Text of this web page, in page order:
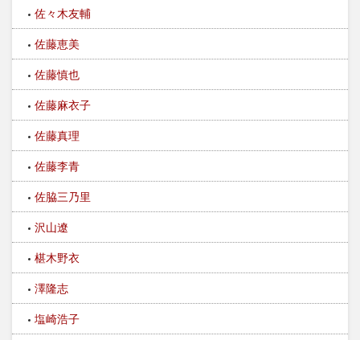
佐々木友輔
佐藤恵美
佐藤慎也
佐藤麻衣子
佐藤真理
佐藤李青
佐脇三乃里
沢山遼
椹木野衣
澤隆志
塩崎浩子